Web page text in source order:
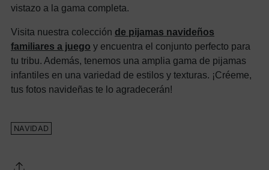
vistazo a la gama completa.
Visita nuestra colección de pijamas navideños
familiares a juego y encuentra el conjunto perfecto para
tu tribu. Además, tenemos una amplia gama de pijamas
infantiles en una variedad de estilos y texturas. ¡Créeme,
tus fotos navideñas te lo agradecerán!
NAVIDAD